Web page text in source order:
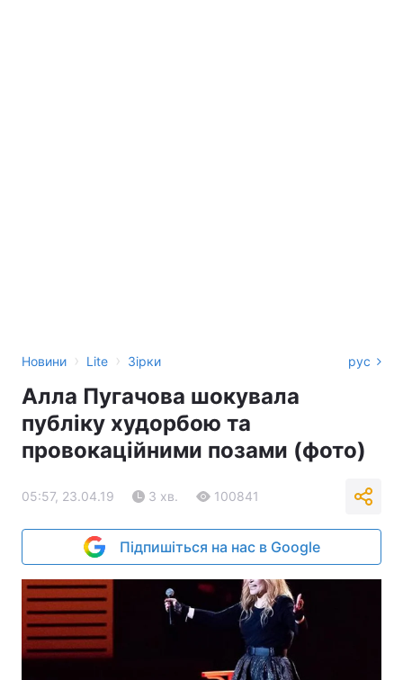
Новини › Lite › Зірки рус
Алла Пугачова шокувала
публіку худорбою та
провокаційними позами (фото)
05:57, 23.04.19 3 хв. 100841
Підпишіться на нас в Google